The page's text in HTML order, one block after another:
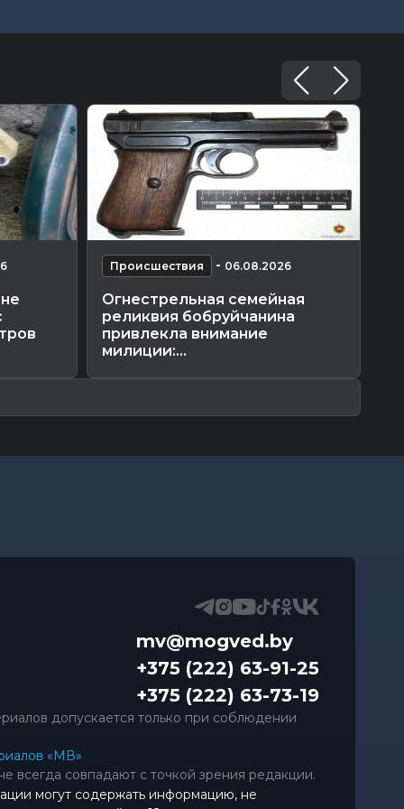
Происшествия - 06.08.2026
Огнестрельная семейная
реликвия бобруйчанина
привлекла внимание
милиции:...
mv@mogved.by
+375 (222) 63-91-25
+375 (222) 63-73-19
допускается только при соблюдении
«МВ»
всегда совпадают с точкой зрения редакции.
могут содержать информацию, не